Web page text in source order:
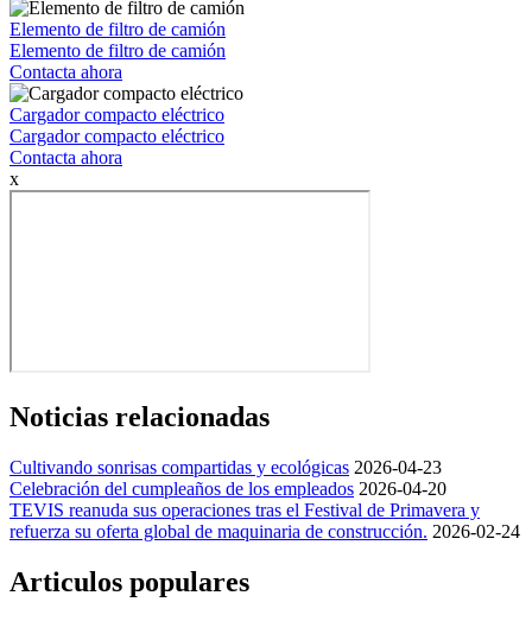
Elemento de filtro de camión
Elemento de filtro de camión
Contacta ahora
Cargador compacto eléctrico
Cargador compacto eléctrico
Contacta ahora
x
Noticias relacionadas
Cultivando sonrisas compartidas y ecológicas 2026-04-23
Celebración del cumpleaños de los empleados 2026-04-20
TEVIS reanuda sus operaciones tras el Festival de Primavera y
refuerza su oferta global de maquinaria de construcción. 2026-02-24
Articulos populares